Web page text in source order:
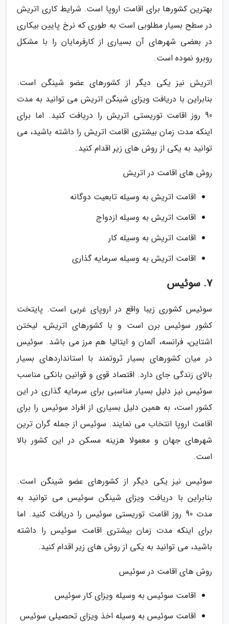
بهترین کشورها برای اقامت اروپا است. شرایط کاری اتریش
در سطح بسیار مطلوبی است به طوری که نرخ پایین بیکاری
در بعضی شهرهای آن بسیاری از کارفرمایان را با مشکل
روبرو نموده است.
اتریش نیز یکی دیگر از کشورهای عضو شینگن است.
بنابراین با دریافت ویزای شینگن اتریش می توانید به مدت
90 روز اقامت توریستی اتریش را دریافت کنید. اما برای
اینکه مدت زمان بیشتری اقامت اتریش را داشته باشید، می
توانید به یکی از روش های زیر اقدام کنید.
روش های اقامت در اتریش
اقامت اتریش به وسیله تابعیت دوگانه
اقامت اتریش به وسیله ازدواج
اقامت اتریش به وسیله کار
اقامت اتریش به وسیله سرمایه گذاری
7. سوئیس
سوئیس کشوری زیبا واقع در اروپای غربی است. پایتخت
کشور سوئیس برن است و با کشورهای اتریش، لیختن
اشتاین، فرانسه، آلمان و ایتالیا هم مرز می باشد. سوئیس
در میان کشورهای بسیار ثروتمند با استانداردهای بسیار
بالای زندگی جای دارد. اقتصاد قوی و قوانین بانکی مناسب
سوئیس نیز دلیل بسیار مناسبی برای سرمایه گذاری در این
کشور است، به همین دلیل بسیاری از افراد سوئیس را برای
اقامت اروپا انتخاب می نمایند. سوئیس از جمله گران ترین
شهرهای جهان و معمولا هزینه مسکن در این کشور بالا
است.
سوئیس نیز یکی دیگر از کشورهای عضو شینگن است.
بنابراین با دریافت ویزای شینگن سوئیس می توانید به
مدت 90 روز اقامت توریستی سوئیس را دریافت کنید. اما
برای اینکه مدت زمان بیشتری اقامت سوئیس را داشته
باشید، می توانید به یکی از روش های زیر اقدام کنید.
روش های اقامت در سوئیس
اقامت سوئیس به وسیله ویزای کار سوئیس
اقامت سوئیس به وسیله اخذ ویزای تحصیلی سوئیس